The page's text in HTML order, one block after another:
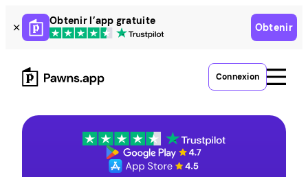
Skip
to
content
Obtenir l’app gratuite
Obtenir
Connexion